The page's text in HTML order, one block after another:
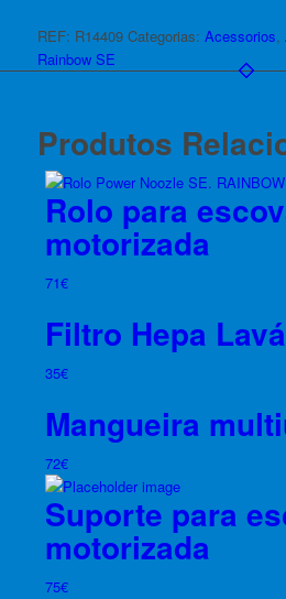
REF: R14409 Categorias: Acessorios,
Rainbow SE
Produtos
Rolo para
motorizada
71€
Filtro Hepa
35€
Mangueira
72€
Suporte para
motorizada
75€